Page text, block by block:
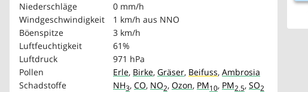
Niederschläge
0 mm/h
Windgeschwindigkeit
1 km/h aus NNO
Böenspitze
3 km/h
Luftfeuchtigkeit
61%
Luftdruck
971 hPa
Pollen
Erle, Birke, Gräser, Beifuss, Ambrosia
Schadstoffe
NH3, CO, NO2, Ozon, PM10, PM2.5, SO2